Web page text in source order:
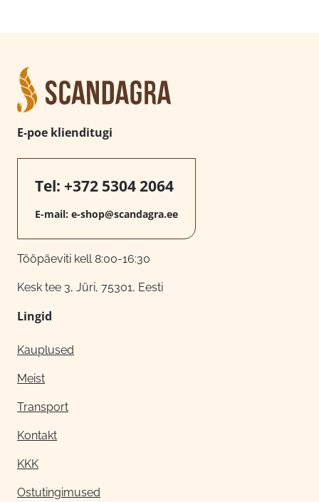
E-poe klienditugi
Tel: +372 5304 2064
E-mail: e-shop@scandagra.ee
Tööpäeviti kell 8:00-16:30
Kesk tee 3, Jüri, 75301, Eesti
Lingid
Kauplused
Meist
Transport
Kontakt
KKK
Ostutingimused